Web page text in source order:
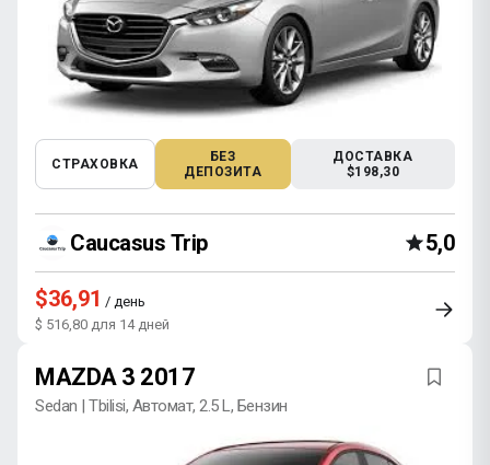
СТРАХОВКА
БЕЗ
ДЕПОЗИТА
ДОСТАВКА
$198,30
Caucasus Trip 5,0
$36,91 / день
$ 516,80 для 14 дней
MAZDA 3 2017
Sedan | Tbilisi, Автомат, 2.5 L, Бензин